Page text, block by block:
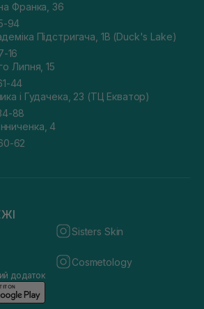
Франка, 36
94
Підстригача, 1В (Duck's Lake)
16
Липня, 15
44
і Гудачека, 23 (ТЦ Екватор)
88
4
62
Sisters Skin
Cosmetology
додаток